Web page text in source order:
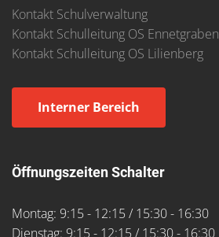
Kontakt Schulverwaltung
Kontakt Schulleitung OS Ennetgraben
Kontakt Schulleitung OS Lilienberg
Interner Bereich
Öffnungszeiten Schalter
Montag: 9:15 - 12:15 / 15:30 - 16:30
Dienstag: 9:15 - 12:15 / 15:30 - 16:30